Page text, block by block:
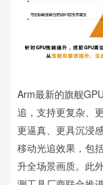
Arm最新的旗舰
追，支持更复杂、
更逼真、更具沉浸
移动光追效果，包
升全场景画质。此